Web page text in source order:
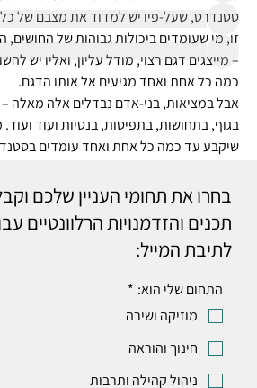
כמה כל אחת ואחד מגיעים אל אותו הדגם.
מכירים? מוזמנים לשתף כאן - איפה
לא-מתנשאת כלפי מוגבלות?
אייבליזם - יכולתנות
0
לצפייה בכל החברים (3)
בחרו את תחומי העניין שלכם
תכנים והזדמנויות הרלוונטיים
לתיבת המייל:
התחום שלי הוא: *
מוזיקה ושירה
חינוך והוראה
ניהול קהילה ותרבות